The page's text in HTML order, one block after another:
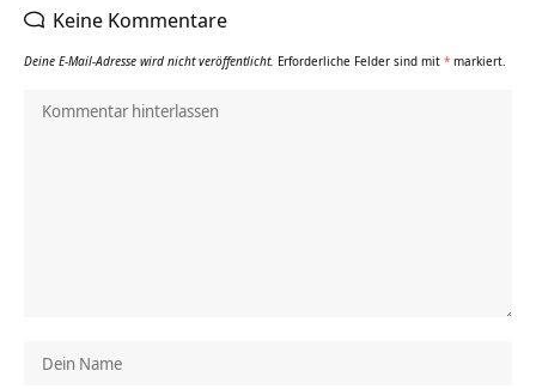
Keine Kommentare
Deine E-Mail-Adresse wird nicht veröffentlicht. Erforderliche Felder sind mit * markiert.